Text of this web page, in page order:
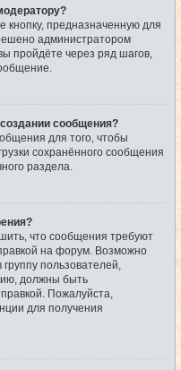
предназначенную для
администратором
пройдёте через ряд шагов,
сообщения?
для того, чтобы
сохранённого сообщения
раздела.
что сообщения требуют
на форум. Возможно
пользователей,
должны быть
Пожалуйста,
для получения